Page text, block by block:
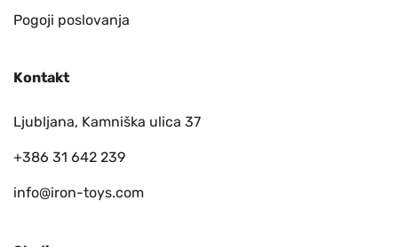
Pogoji poslovanja
Kontakt
Ljubljana, Kamniška ulica 37
+386 31 642 239
info@iron-toys.com